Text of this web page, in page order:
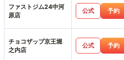
ファストジム24中河
原店
公式 予約
チョコザップ京王堀
之内店
公式 予約